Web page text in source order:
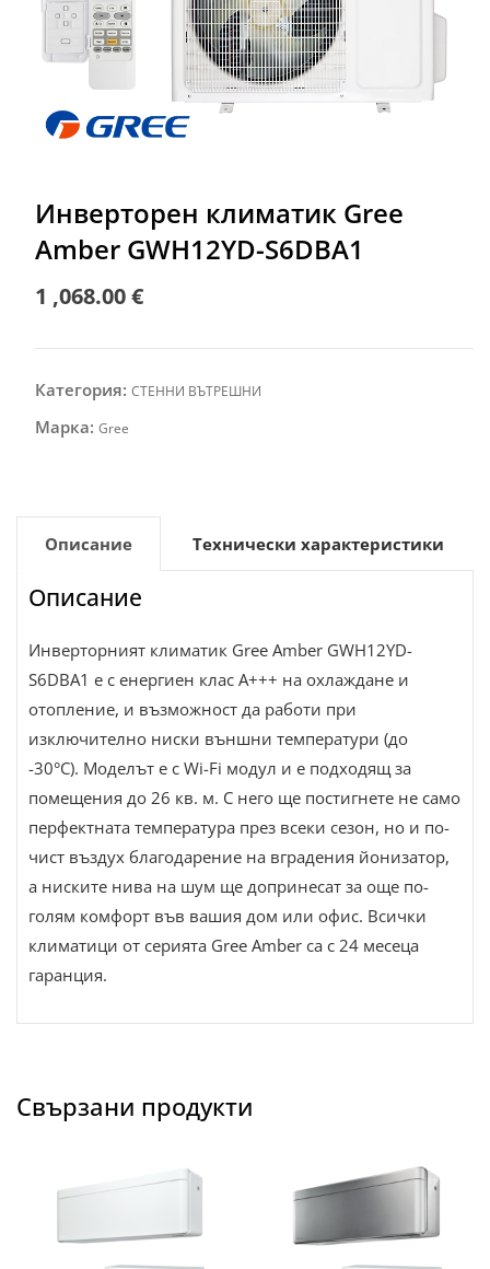
Инверторен климатик Gree
Amber GWH12YD-S6DBA1
1 ,068.00€
Категория: СТЕННИ ВЪТРЕШНИ
Марка: Gree
Описание Технически характеристики
Описание
Инверторният климатик Gree Amber GWH12YD-
S6DBA1 e с енергиен клас А+++ на охлаждане и
отопление, и възможност да работи при
изключително ниски външни температури (до
-30°C). Моделът е с Wi-Fi модул и е подходящ за
помещения до 26 кв. м. С него ще постигнете не само
перфектната температура през всеки сезон, но и по-
чист въздух благодарение на вградения йонизатор,
а ниските нива на шум ще допринесат за още по-
голям комфорт във вашия дом или офис. Всички
климатици от серията Gree Amber са с 24 месеца
гаранция.
Свързани продукти